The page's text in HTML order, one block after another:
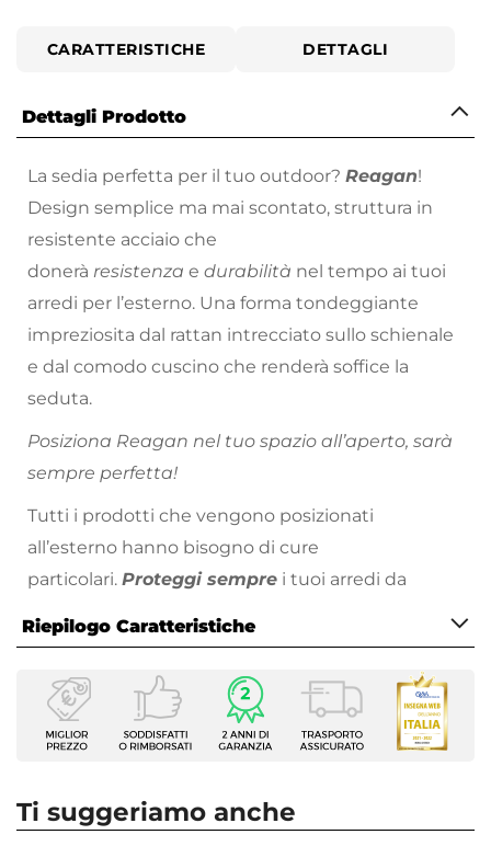
CARATTERISTICHE DETTAGLI
Dettagli Prodotto
La sedia perfetta per il tuo outdoor? Reagan!
Design semplice ma mai scontato, struttura in
resistente acciaio che
donerà resistenza e durabilità nel tempo ai tuoi
arredi per l’esterno. Una forma tondeggiante
impreziosita dal rattan intrecciato sullo schienale
e dal comodo cuscino che renderà soffice la
seduta.
Posiziona Reagan nel tuo spazio all’aperto, sarà
sempre perfetta!
Tutti i prodotti che vengono posizionati
all’esterno hanno bisogno di cure
particolari. Proteggi sempre i tuoi arredi da
l’esposizione a pioggia, raggi solari e intemperie.
Metti l’arredo al riparo sotto una copertura,
oppure utilizza gli
appositi dispositivi per la
curae la manutenzione come lecover
non specifici, perché potrebbero danneggiare
l’arredo. È raccomandato, inoltre, non utilizzare
Riepilogo Caratteristiche
Caratteristiche
Tipologia
Sedia da giardino
Dimensioni
Ti suggeriamo anche